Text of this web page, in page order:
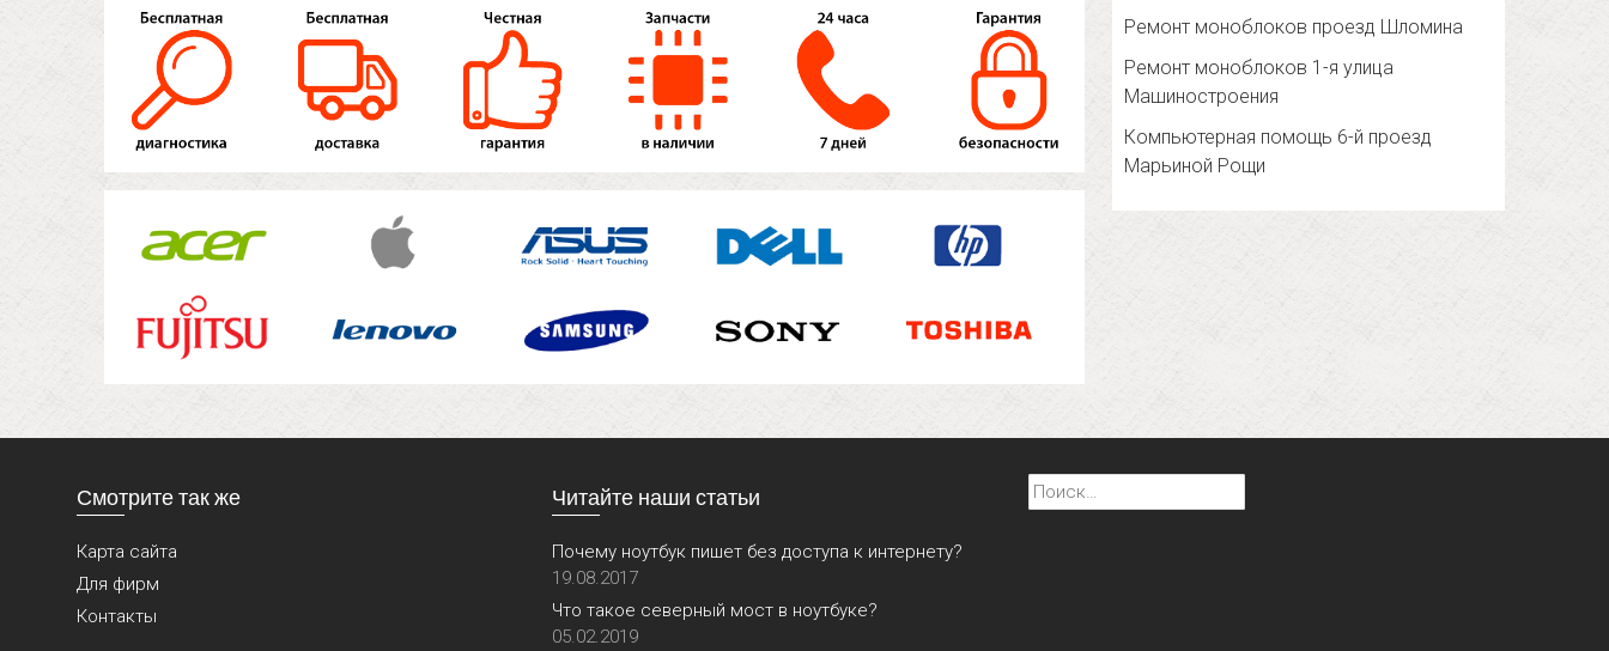
Ремонт моноблоков проезд Шломина
Ремонт моноблоков 1-я улица
Машиностроения
Компьютерная помощь 6-й проезд
Марьиной Рощи
Смотрите так же
Карта сайта
Для фирм
Контакты
Читайте наши статьи
Почему ноутбук пишет без доступа к интернету?
19.08.2017
Что такое северный мост в ноутбуке?
05.02.2019
Найти: